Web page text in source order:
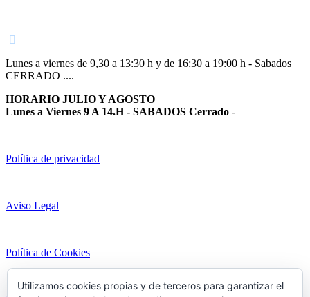
Lunes a viernes de 9,30 a 13:30 h y de 16:30 a 19:00 h - Sabados
CERRADO ....
HORARIO JULIO Y AGOSTO
Lunes a Viernes 9 A 14.H - SABADOS Cerrado -
Política de privacidad
Aviso Legal
Política de Cookies
Utilizamos cookies propias y de terceros para garantizar el